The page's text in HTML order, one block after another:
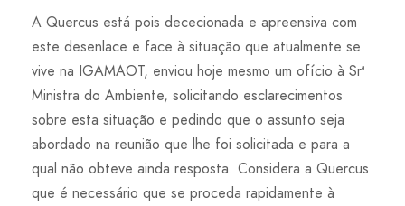
A Quercus está pois dececionada e apreensiva com
este desenlace e face à situação que atualmente se
vive na IGAMAOT, enviou hoje mesmo um ofício à Srª
Ministra do Ambiente, solicitando esclarecimentos
sobre esta situação e pedindo que o assunto seja
abordado na reunião que lhe foi solicitada e para a
qual não obteve ainda resposta. Considera a Quercus
que é necessário que se proceda rapidamente à